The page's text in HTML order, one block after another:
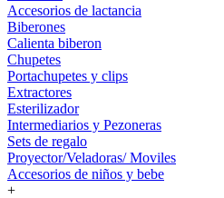
Accesorios de lactancia
Biberones
Calienta biberon
Chupetes
Portachupetes y clips
Extractores
Esterilizador
Intermediarios y Pezoneras
Sets de regalo
Proyector/Veladoras/ Moviles
Accesorios de niños y bebe
+